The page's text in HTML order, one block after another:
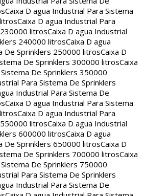
Caixa D agua Industrial Para Sistema
Caixa D agua Industrial Para
litrosCaixa D agua Industrial
240000 litrosCaixa D agua
De Sprinklers 250000 litrosCaixa D
De Sprinklers 300000 litrosCaixa
De Sprinklers 350000
Para Sistema De Sprinklers
Industrial Para Sistema De
Caixa D agua Industrial Para Sistema
Caixa D agua Industrial Para
litrosCaixa D agua Industrial
600000 litrosCaixa D agua
De Sprinklers 650000 litrosCaixa D
De Sprinklers 700000 litrosCaixa
De Sprinklers 750000
Para Sistema De Sprinklers
Industrial Para Sistema De